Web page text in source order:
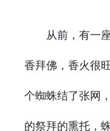
从前，有一座
香拜佛，香火很
个蜘蛛结了张网
的祭拜的熏托，